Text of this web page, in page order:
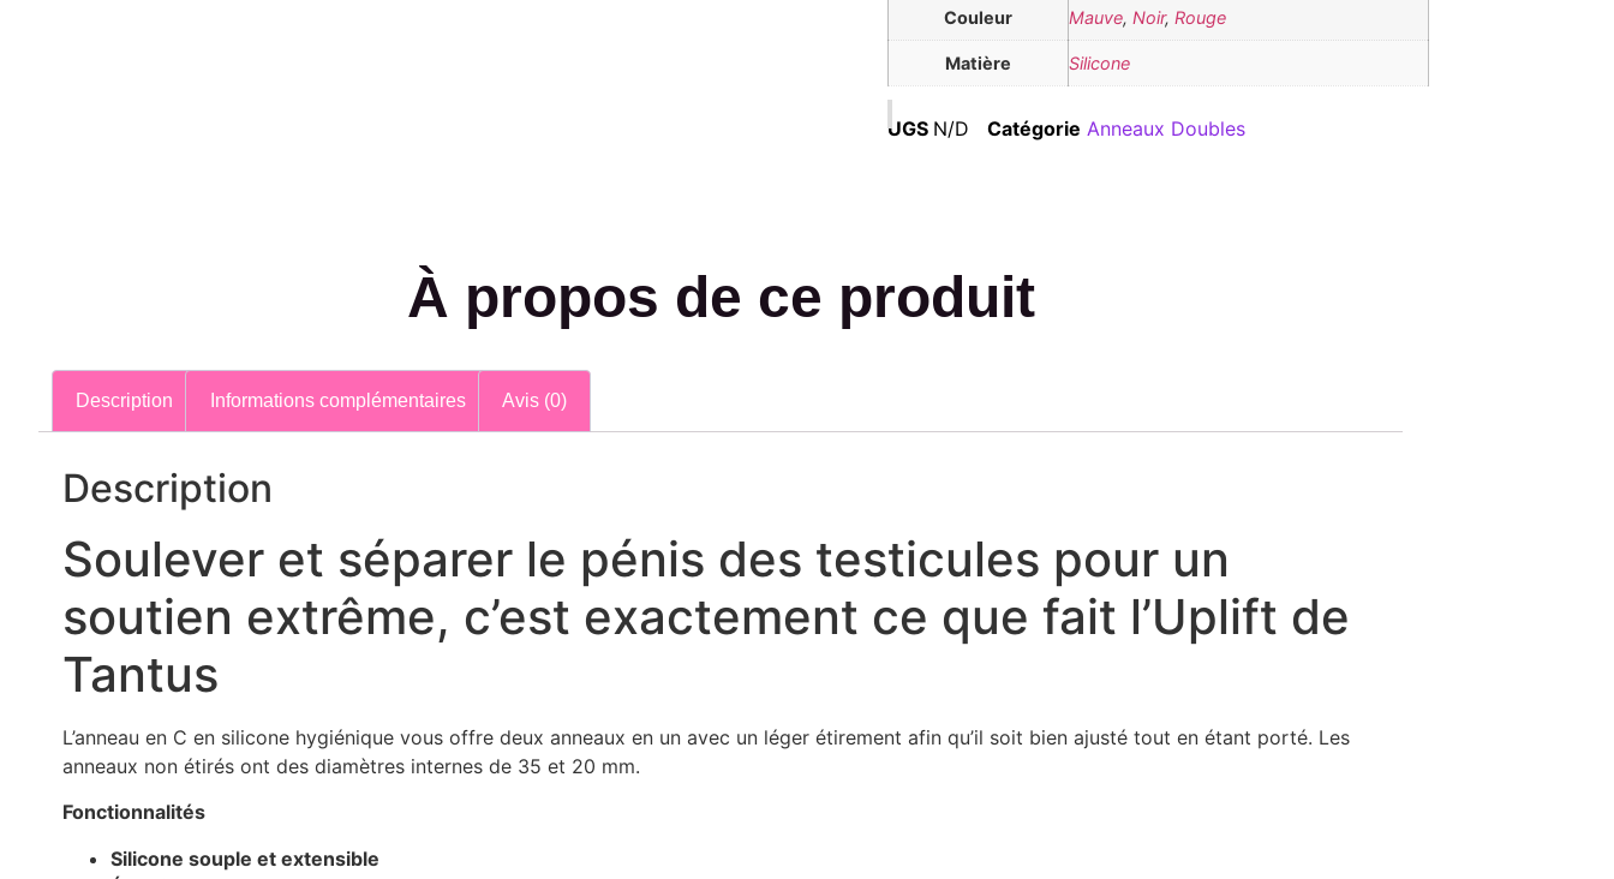
Couleur Mauve, Noir, Rouge
Matière Silicone
UGS N/D Catégorie Anneaux Doubles
À propos de ce produit
Description Informations complémentaires Avis (0)
Description
Soulever et séparer le pénis des testicules pour un
soutien extrême, c’est exactement ce que fait l’Uplift de
Tantus
L’anneau en C en silicone hygiénique vous offre deux anneaux en un avec un léger étirement afin qu’il soit bien ajusté tout en étant porté. Les
anneaux non étirés ont des diamètres internes de 35 et 20 mm.
Fonctionnalités
Silicone souple et extensible